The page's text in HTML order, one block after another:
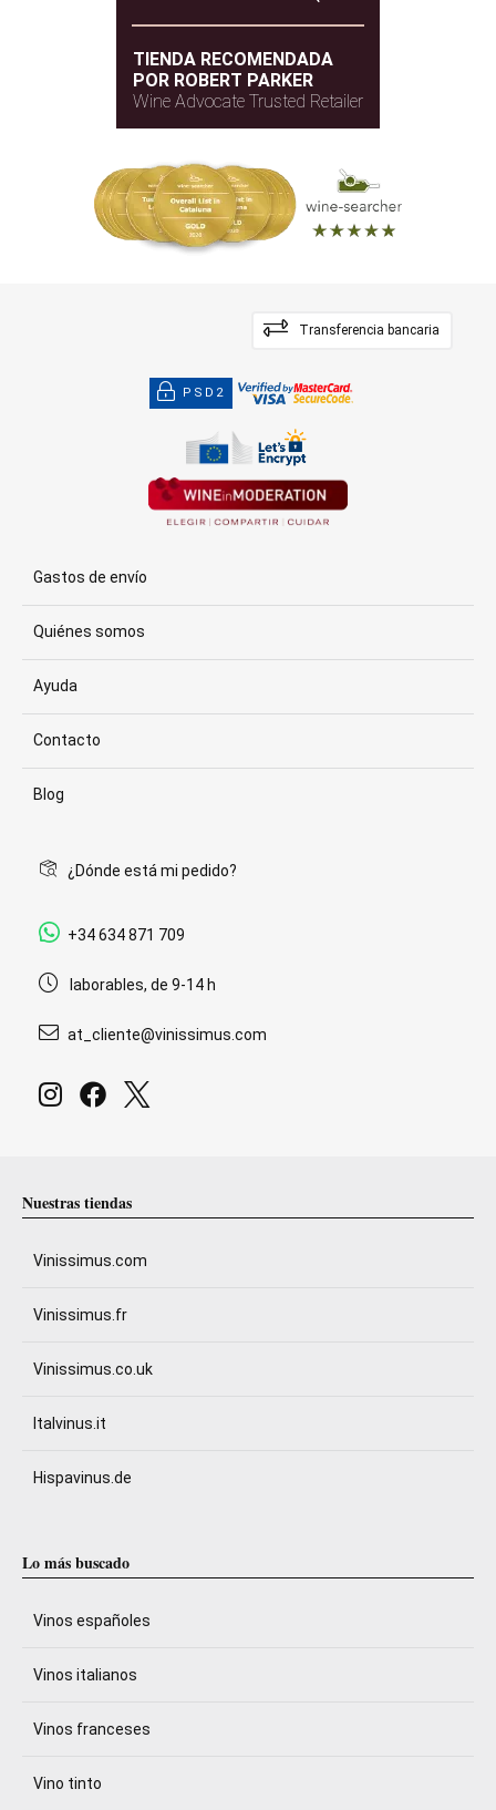
TIENDA RECOMENDADA
POR ROBERT PARKER
Wine Advocate Trusted Retailer
Transferencia bancaria
PSD2
Gastos de envío
Quiénes somos
Ayuda
Contacto
Blog
¿Dónde está mi pedido?
+34 634 871 709
laborables, de 9-14 h
at_cliente@vinissimus.com
Nuestras tiendas
Vinissimus.com
Vinissimus.fr
Vinissimus.co.uk
Italvinus.it
Hispavinus.de
Lo más buscado
Vinos españoles
Vinos italianos
Vinos franceses
Vino tinto